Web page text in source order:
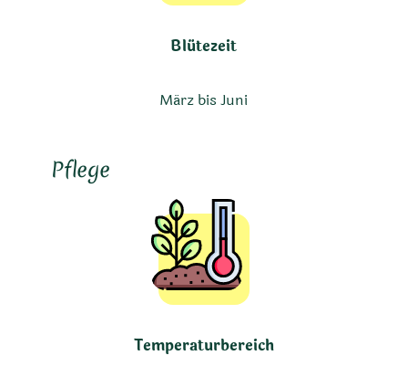
Blütezeit
März bis Juni
Pflege
Temperaturbereich